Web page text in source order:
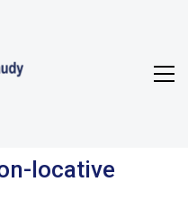
locative